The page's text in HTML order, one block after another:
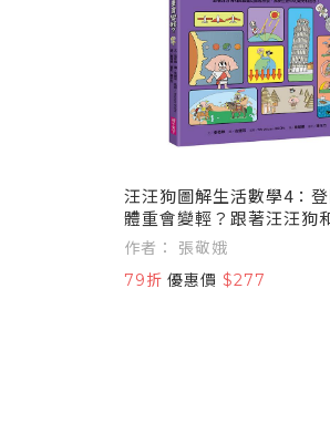
汪汪狗圖解生活數學4：
體重會變輕？跟著汪汪狗
從圖解出發，解開生活中
迷思！
作者： 張敬娥
79折 優惠價 $277